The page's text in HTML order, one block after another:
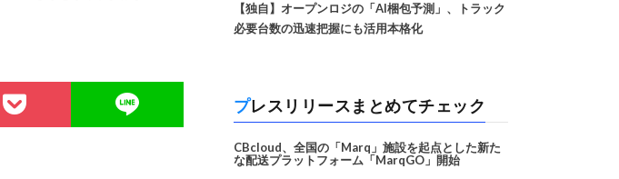
【独自】オープンロジの「AI梱包予測」、トラック
必要台数の迅速把握にも活用本格化
プレスリリースまとめてチェック
CBcloud、全国の「Marq」施設を起点とした新た
な配送プラットフォーム「MarqGO」開始